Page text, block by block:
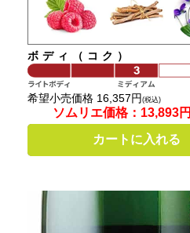
ボディ（コク）
希望小売価格 16,357円 (税込)
ソムリエ価格： 13,893円
カートに入れる